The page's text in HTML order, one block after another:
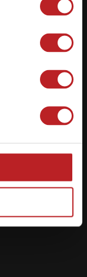
är alltid